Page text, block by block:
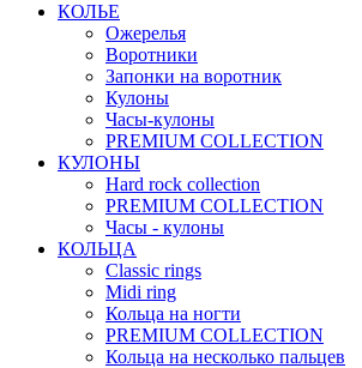
КОЛЬЕ
Ожерелья
Воротники
Запонки на воротник
Кулоны
Часы-кулоны
PREMIUM COLLECTION
КУЛОНЫ
Hard rock collection
PREMIUM COLLECTION
Часы - кулоны
КОЛЬЦА
Classic rings
Midi ring
Кольца на ногти
PREMIUM COLLECTION
Кольца на несколько пальцев